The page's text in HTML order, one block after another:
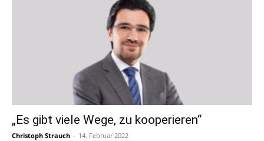
„Es gibt viele Wege, zu kooperieren“
Christoph Strauch - 14. Februar 2022